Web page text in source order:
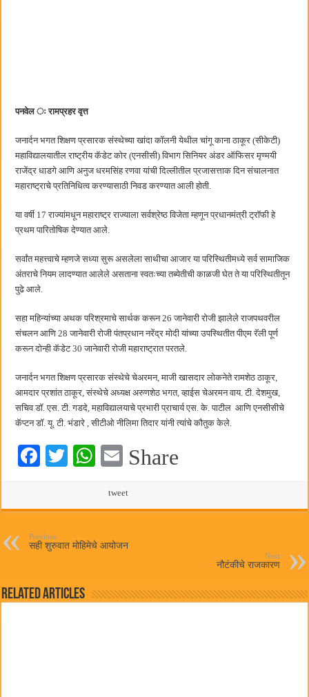
पनवेल ः रामप्रहर वृत्त
जनार्दन भगत शिक्षण प्रसारक संस्थेच्या खांदा कॉलनी येथील चांगू काना ठाकूर (सीकेटी)
महाविद्यालयातील राष्ट्रीय कॅडेट कोर (एनसीसी) विभाग सिनियर अंडर ऑफिसर मृण्मयी
राजेंद्र धाडगे आणि अनुज धरमसिंह रणवा यांची दिल्लीतील प्रजासत्ताक दिन संचालनात
महाराष्ट्राचे प्रतिनिधित्व करण्यासाठी निवड करण्यात आली होती.
या वर्षी 17 राज्यांमधून महाराष्ट्र राज्याला सर्वश्रेष्ठ विजेता म्हणून प्रधानमंत्री ट्रॉफी हे
प्रथम पारितोषिक देण्यात आले.
सर्वांत महत्त्वाचे म्हणजे सध्या सुरू असलेला साथीचा आजार या परिस्थितीमध्ये सर्व सामाजिक
अंतराचे नियम लादण्यात आलेले असताना स्वतःच्या तब्येतीची काळजी घेत ते या परिस्थितीतून
पुढे आले.
सहा महिन्यांच्या अथक परिश्रमाचे सार्थक करून 26 जानेवारी रोजी झालेले राजपथवरील
संचलन आणि 28 जानेवारी रोजी पंतप्रधान नरेंद्र मोदी यांच्या उपस्थितीत पीएम रॅली पूर्ण
करून दोन्ही कॅडेट 30 जानेवारी रोजी महाराष्ट्रात परतले.
जनार्दन भगत शिक्षण प्रसारक संस्थेचे चेअरमन, माजी खासदार लोकनेते रामशेठ ठाकूर,
आमदार प्रशांत ठाकूर, संस्थेचे अध्यक्ष अरुणशेठ भगत, व्हाईस चेअरमन वाय. टी. देशमुख,
सचिव डॉ. एस. टी. गडदे, महाविद्यालयाचे प्रभारी प्राचार्य एस. के. पाटील आणि एनसीसीचे
कॅप्टन डॉ. यू. टी. भंडारे , सीटीओ नीलिमा तिदार यांनी त्यांचे कौतुक केले.
Fa
ok
T
r
W
ts
A
pp
E
ail
Share
tweet
Previous
सही शुरुवात मोहिमेचे आयोजन
Next
नौटंकीचे राजकारण
Related Articles